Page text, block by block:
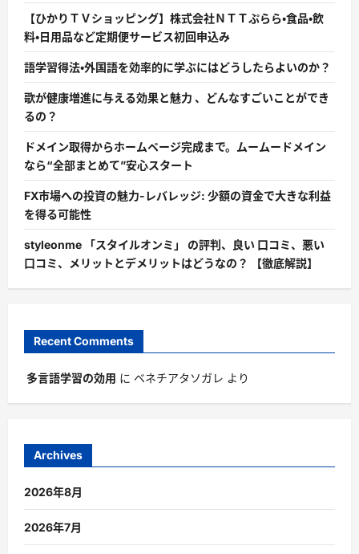
【ひかりＴＶショッピング】株式会社ＮＴＴぷらら・食品・飲
料・日用品など定期便サービス初回申込み
語学習得法・外国語を効率的に学ぶにはどうしたらよいのか？
歌が健康増進に与える効果と魅力 、どんなすごいことができ
るの？
ドメイン取得からホームページ完成まで。ムームードメイン
なら“全部まとめて”安心スタート
FX市場への投資の魅力-レバレッジ: 少額の資金で大きな利益
を得る可能性
styleonme 「スタイルオンミ」 の評判、良い 口コミ、悪い
口コミ、メリットとデメリットはどうなの？ 【徹底解説】
Recent Comments
多言語学習の効用 に ベネチアタソガレ より
Archives
2026年8月
2026年7月